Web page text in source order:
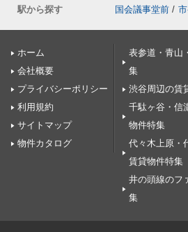
駅から探す
国会議事堂前 /
ホーム
会社概要
プライバシーポリシー
利用規約
サイトマップ
物件カタログ
表参道・青山
集
渋谷周辺の賃
千駄ヶ谷・信
物件特集
代々木上原・
賃貸物件特集
井の頭線のフ
集